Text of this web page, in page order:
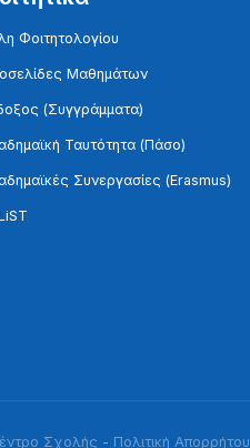
Φοιτητολογίου
Μαθημάτων
(Συγγράμματα)
Ταυτότητα (Πάσο)
Συνεργασίες (Erasmus)
Σχολής - Πολιτική Απορρήτου